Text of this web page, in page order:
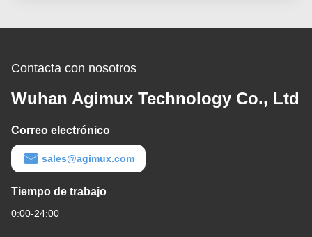
Contacta con nosotros
Wuhan Agimux Technology Co., Ltd
Correo electrónico
sales@agimux.com
Tiempo de trabajo
0:00-24:00